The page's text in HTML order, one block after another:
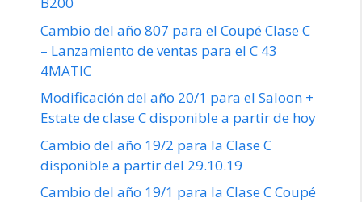
Cambio del año 807 para el Coupé Clase C
– Lanzamiento de ventas para el C 43
4MATIC
Modificación del año 20/1 para el Saloon +
Estate de clase C disponible a partir de hoy
Cambio del año 19/2 para la Clase C
disponible a partir del 29.10.19
Cambio del año 19/1 para la Clase C Coupé